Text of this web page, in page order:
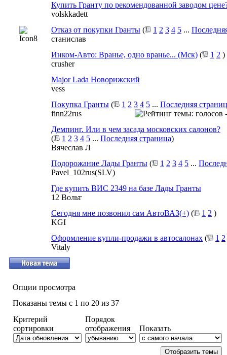
Купить Гранту по рекомендованной заводом
volskkadett
Отказ от покупки Гранты ( 1 2 3 4 5 ...
станислав
Инком-Авто: Вранье, одно вранье... (Мск) ( 1 2 )
crusher
Major Lada Новорижский
vess
Покупка Гранты ( 1 2 3 4 5 ... Последняя
finn22rus
Демпинг. Или в чем засада московских салонов?
(
1 2 3 4 5 ... Последняя страница)
Вячеслав Л
Подорожание Лады Гранты ( 1 2 3 4 5 ...
Pavel_102rus(SLV)
Где купить ВИС 2349 на базе Лады Гранты
12 Вольт
Сегодня мне позвонил сам АвтоВАЗ(+) ( 1 2 )
KGI
Оформление купли-продажи в автосалонах ( 1 2
Vitaly
Опции просмотра
Показаны темы с 1 по 20 из 37
Критерий
сортировки
Порядок
отображения
Показать